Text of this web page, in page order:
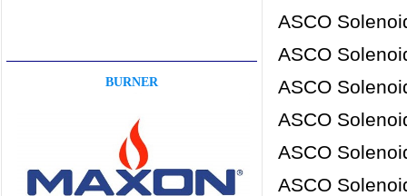
BURNER
ASCO
ASCO
ASCO
ASCO
ASCO
ASCO